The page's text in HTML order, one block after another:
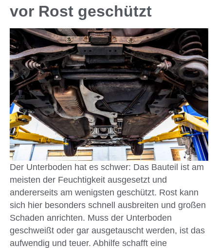
vor Rost geschützt
Der Unterboden hat es schwer: Das Bauteil ist am
meisten der Feuchtigkeit ausgesetzt und
andererseits am wenigsten geschützt. Rost kann
sich hier besonders schnell ausbreiten und großen
Schaden anrichten. Muss der Unterboden
geschweißt oder gar ausgetauscht werden, ist das
aufwendig und teuer. Abhilfe schafft eine